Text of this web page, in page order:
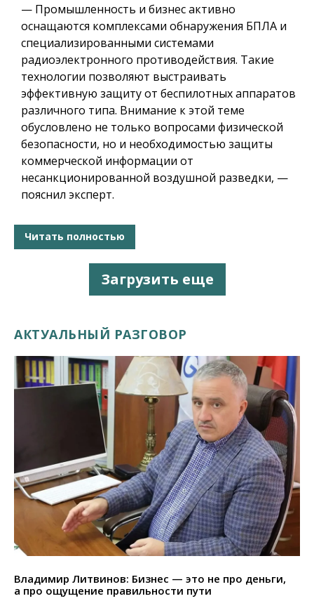
— Промышленность и бизнес активно
оснащаются комплексами обнаружения БПЛА и
специализированными системами
радиоэлектронного противодействия. Такие
технологии позволяют выстраивать
эффективную защиту от беспилотных аппаратов
различного типа. Внимание к этой теме
обусловлено не только вопросами физической
безопасности, но и необходимостью защиты
коммерческой информации от
несанкционированной воздушной разведки, —
пояснил эксперт.
Читать полностью
Загрузить еще
АКТУАЛЬНЫЙ РАЗГОВОР
Владимир Литвинов: Бизнес — это не про деньги,
а про ощущение правильности пути